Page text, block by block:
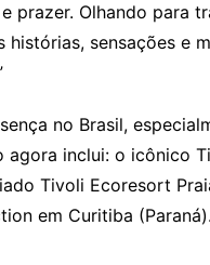
Olhando para
sensações e
no Brasil,
inclui: o icônico
Tivoli Ecoresort
em Curitiba (Paraná).